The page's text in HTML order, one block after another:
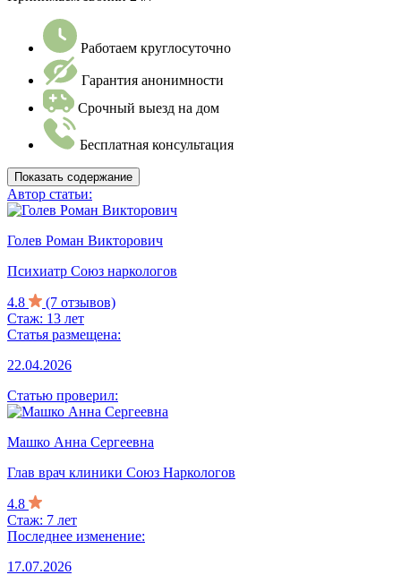
Работаем круглосуточно
Гарантия анонимности
Срочный выезд на дом
Бесплатная консультация
Показать содержание
Автор статьи:
Голев Роман Викторович
Психиатр Союз наркологов
4.8
(7 отзывов)
Стаж: 13 лет
Статья размещена:
22.04.2026
Статью проверил:
Машко Анна Сергеевна
Глав врач клиники Союз Наркологов
4.8
Стаж: 7 лет
Последнее изменение:
17.07.2026